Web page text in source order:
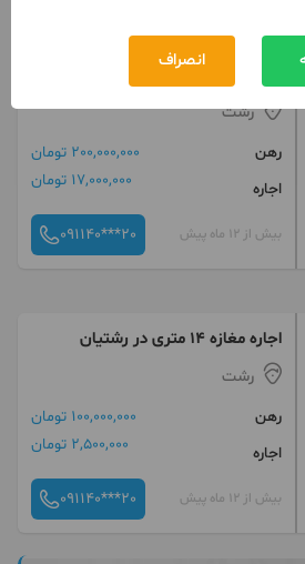
رشت
رهن
200,000,000 تومان
اجاره
17,000,000 تومان
بیش از 12 ماه پیش 091140***20
اجاره مغازه ۱۴ متری در رشتیان
رشت
رهن
100,000,000 تومان
اجاره
2,500,000 تومان
بیش از 12 ماه پیش 091140***20
انصراف